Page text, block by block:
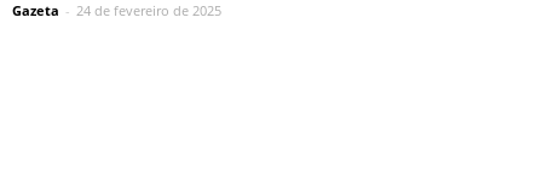
Gazeta - 24 de fevereiro de 2025